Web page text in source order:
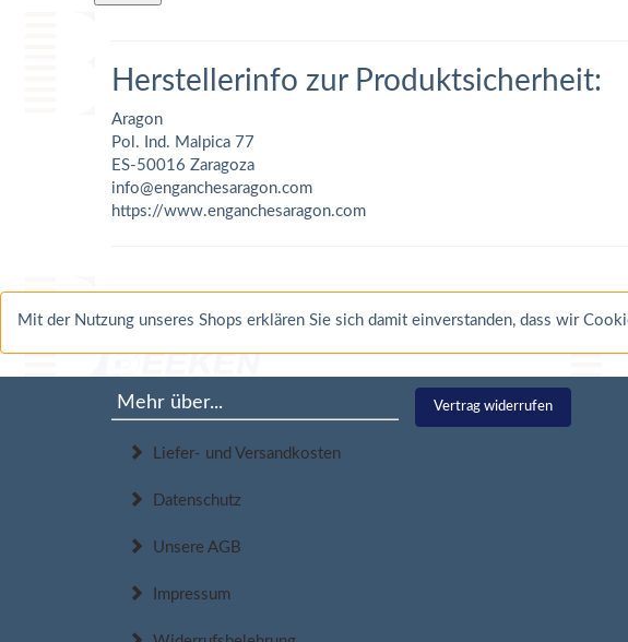
Herstellerinfo zur Produktsicherheit:
Aragon
Pol. Ind. Malpica 77
ES-50016 Zaragoza
info@enganchesaragon.com
https://www.enganchesaragon.com
Mit der Nutzung unseres Shops erklären Sie sich damit einverstanden, dass wir
Mehr über...
Liefer- und Versandkosten
Datenschutz
Unsere AGB
Impressum
Vertrag widerrufen